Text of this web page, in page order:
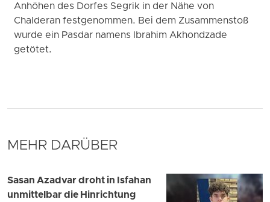
Anhöhen des Dorfes Segrik in der Nähe von
Chalderan festgenommen. Bei dem Zusammenstoß
wurde ein Pasdar namens Ibrahim Akhondzade
getötet.
MEHR DARÜBER
Sasan Azadvar droht in Isfahan
unmittelbar die Hinrichtung